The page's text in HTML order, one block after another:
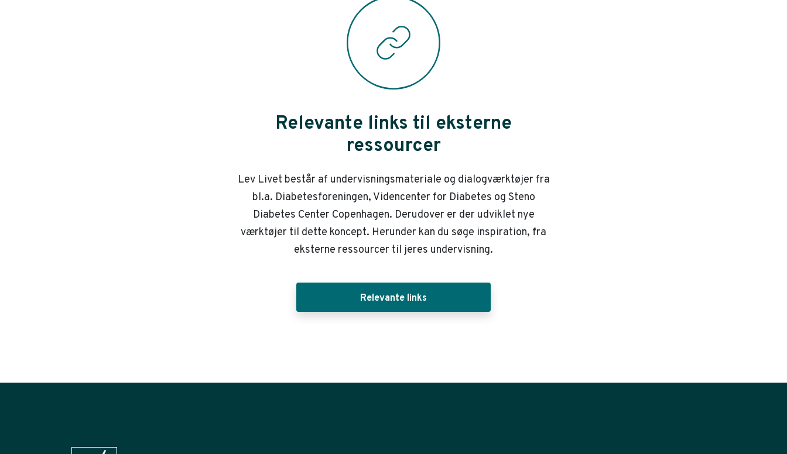
Relevante links til eksterne
ressourcer
Lev Livet består af undervisningsmateriale og dialogværktøjer fra
bl.a. Diabetesforeningen, Videncenter for Diabetes og Steno
Diabetes Center Copenhagen. Derudover er der udviklet nye
værktøjer til dette koncept. Herunder kan du søge inspiration, fra
eksterne ressourcer til jeres undervisning.
Relevante links